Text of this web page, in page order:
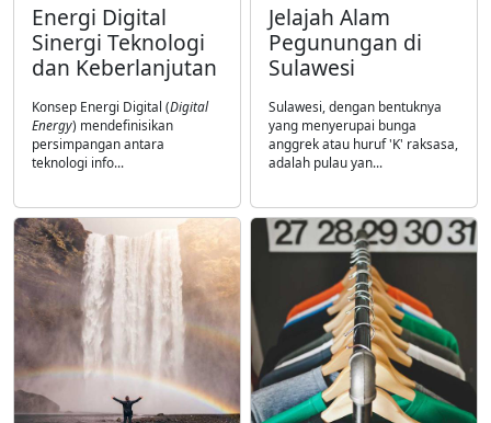
Energi Digital
Sinergi Teknologi
dan Keberlanjutan
Konsep Energi Digital (Digital
Energy) mendefinisikan
persimpangan antara
teknologi info...
Jelajah Alam
Pegunungan di
Sulawesi
Sulawesi, dengan bentuknya
yang menyerupai bunga
anggrek atau huruf 'K' raksasa,
adalah pulau yan...